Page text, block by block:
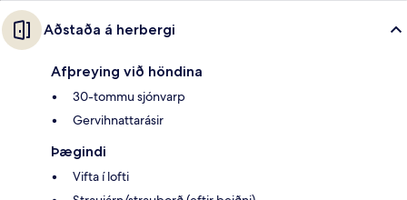
Aðstaða á herbergi
Afþreying við höndina
30-tommu sjónvarp
Gervihnattarásir
Þægindi
Vifta í lofti